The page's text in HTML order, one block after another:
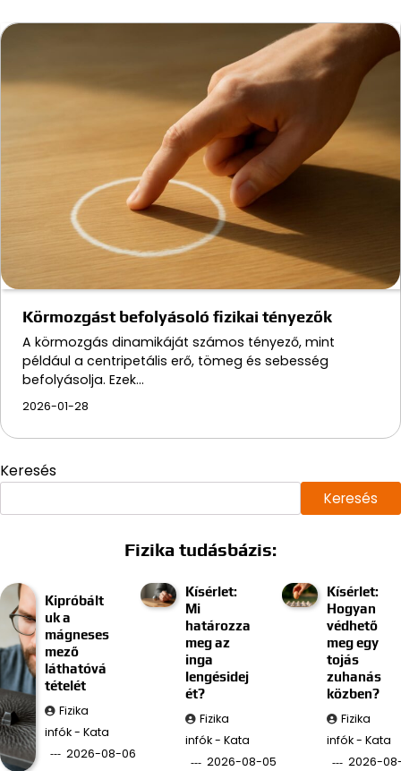
Körmozgást befolyásoló fizikai tényezők
A körmozgás dinamikáját számos tényező, mint
például a centripetális erő, tömeg és sebesség
befolyásolja. Ezek…
2026-01-28
Keresés
Keresés
Fizika tudásbázis:
Kipróbált
uk a
mágneses
mező
láthatóvá
tételét
Fizika
infók - Kata
2026-08-06
Kísérlet:
Mi
határozza
meg az
inga
lengésidej
ét?
Fizika
infók - Kata
2026-08-05
Kísérlet:
Hogyan
védhető
meg egy
tojás
zuhanás
közben?
Fizika
infók - Kata
2026-